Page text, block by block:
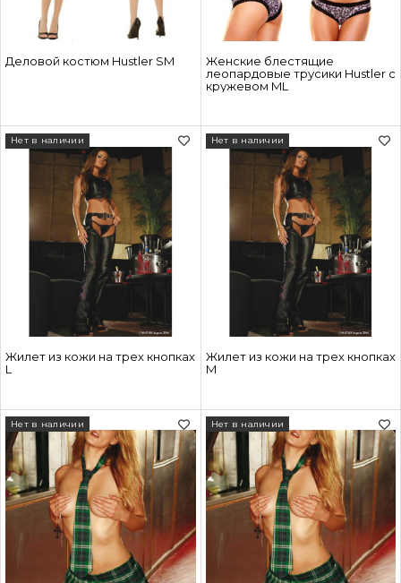
Деловой костюм Hustler SM
Женские блестящие
леопардовые трусики Hustler с
кружевом ML
Жилет из кожи на трех кнопках
L
Нет в наличии
Жилет из кожи на трех кнопках
M
Нет в наличии
Нет в наличии Нет в наличии